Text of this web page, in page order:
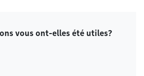
vous ont-elles été utiles?